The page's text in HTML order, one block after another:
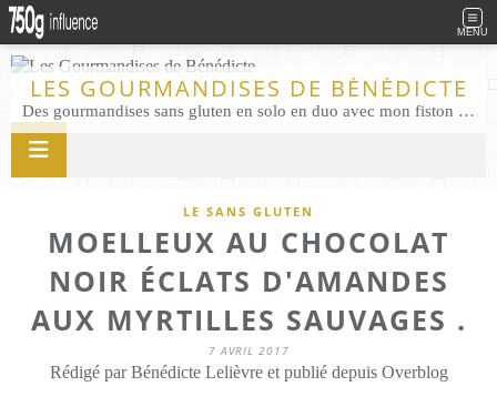
MENU
LES GOURMANDISES DE BÉNÉDICTE
Des gourmandises sans gluten en solo en duo avec mon fiston . Salé comme Sucré sans gluten éco responsable Les Gourmandises de Bénédicte gâteau produits locaux
LE SANS GLUTEN
MOELLEUX AU CHOCOLAT
NOIR ÉCLATS D'AMANDES
AUX MYRTILLES SAUVAGES .
7 AVRIL 2017
Rédigé par Bénédicte Lelièvre et publié depuis Overblog